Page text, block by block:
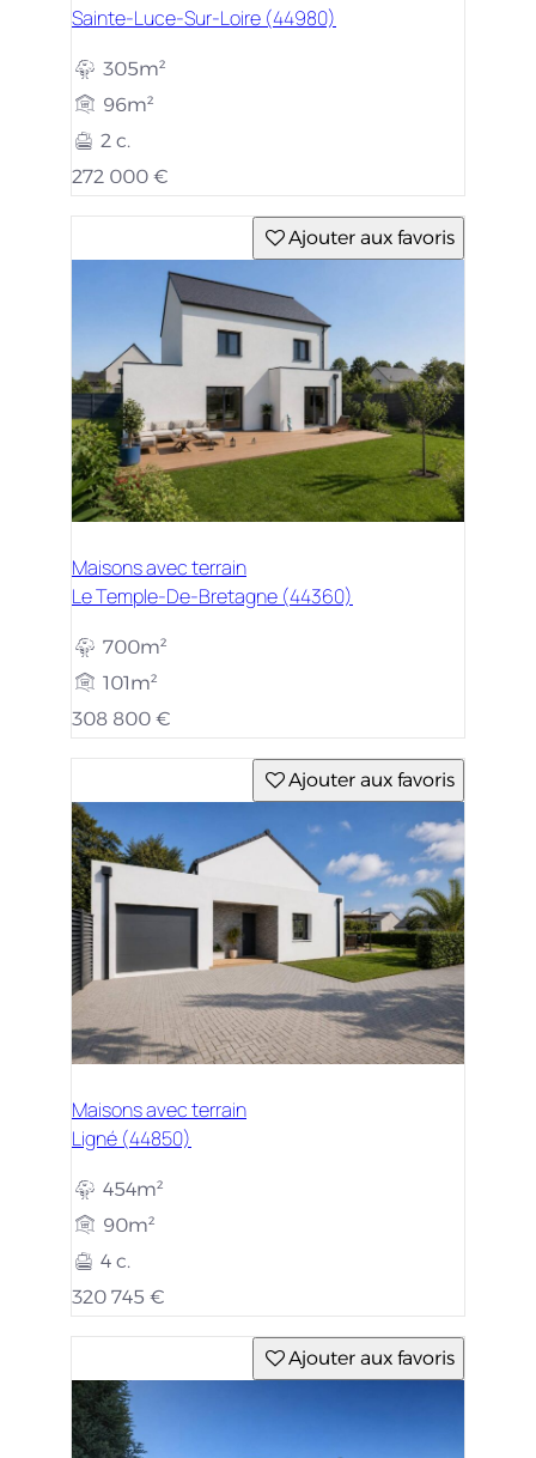
Sainte-Luce-Sur-Loire (44980)
305m²
96m²
2 c.
272 000 €
Ajouter aux favoris
Maisons avec terrain
Le Temple-De-Bretagne (44360)
700m²
101m²
308 800 €
Ajouter aux favoris
Maisons avec terrain
Ligné (44850)
454m²
90m²
4 c.
320 745 €
Ajouter aux favoris